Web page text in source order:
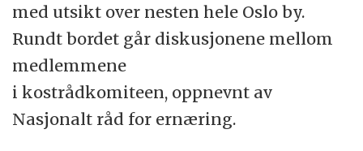
med utsikt over nesten hele Oslo by.
Rundt bordet går diskusjonene mellom
medlemmene
i kostrådkomiteen, oppnevnt av
Nasjonalt råd for ernæring.